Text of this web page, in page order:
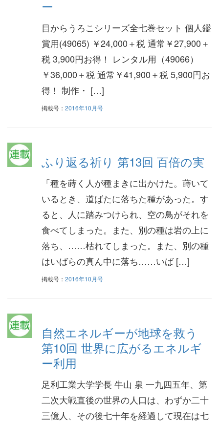
ー
目からうろこシリーズ全七巻セット 個人鑑
賞用(49065) ￥24,000＋税 通常￥27,900＋
税 3,900円お得！ レンタル用（49066）
￥36,000＋税 通常￥41,900＋税 5,900円お
得！ 制作・ […]
掲載号： 2016年10月号
ふり返る祈り 第13回 百倍の実
「種を蒔く人が種まきに出かけた。蒔いて
いるとき、道ばたに落ちた種があった。す
ると、人に踏みつけられ、空の鳥がそれを
食べてしまった。また、別の種は岩の上に
落ち、……枯れてしまった。また、別の種
はいばらの真ん中に落ち……いば […]
掲載号： 2016年10月号
自然エネルギーが地球を救う
第10回 世界に広がるエネルギ
ー利用
足利工業大学学長 牛山 泉 一九四五年、第
二次大戦直後の世界の人口は、わずか二十
三億人、その後七十年を経過して現在は七